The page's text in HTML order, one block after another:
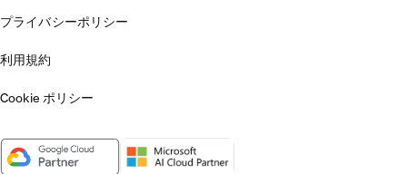
プライバシーポリシー
利用規約
Cookie ポリシー